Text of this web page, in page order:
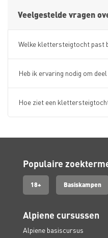
Veelgestelde vragen
Welke klettersteigtocht past
Heb ik ervaring nodig om
Hoe ziet een
Populaire
18+ Basiskampen
Alpiene cursussen
Alpiene basiscursus